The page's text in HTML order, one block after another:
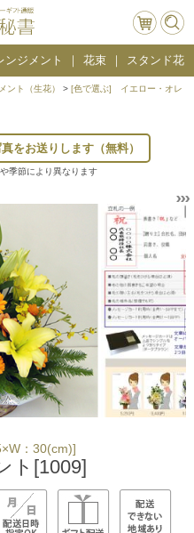
ンジメント 花束 スタンド花
ント（生花） > [色で選ぶ] イエロー・オレ
をお送りします（無料）
季節により異なります
：30(cm)]
ト[1009]